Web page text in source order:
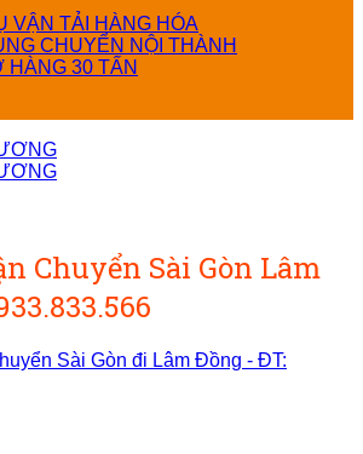
VẬN TẢI HÀNG HÓA
CHUYỂN NỘI THÀNH
HÀNG 30 TẤN
Chuyển Sài Gòn Lâm